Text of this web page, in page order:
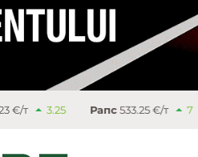
Рапс533.25 €/т 7 Кукуруза